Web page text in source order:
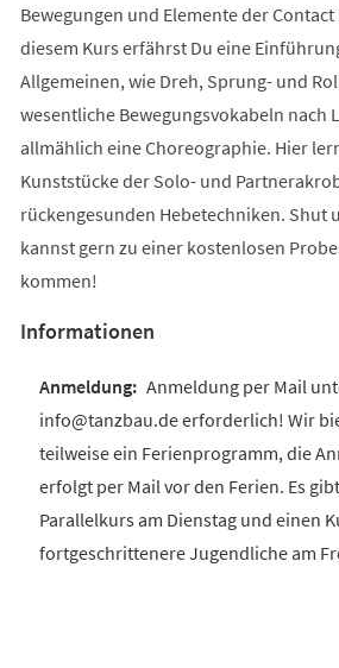
Bewegungen und Elemente der
diesem Kurs erfährst Du eine
Allgemeinen, wie Dreh, Sprung- und
wesentliche Bewegungsvokabeln nach
allmählich eine Choreographie. Hier
Kunststücke der Solo- und
rückengesunden Hebetechniken. Shut
kannst gern zu einer kostenlosen
kommen!
Informationen
Anmeldung per Mail
info@tanzbau.de erforderlich! Wir
teilweise ein Ferienprogramm, die
erfolgt per Mail vor den Ferien. Es
Parallelkurs am Dienstag und einen
fortgeschrittenere Jugendliche am